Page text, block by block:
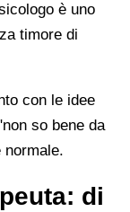
è uno
timore di
con le idee
so bene da
di